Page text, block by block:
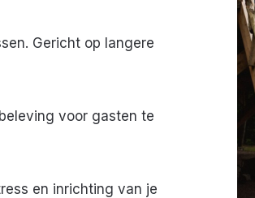
Gericht op langere
voor gasten te
en inrichting van je